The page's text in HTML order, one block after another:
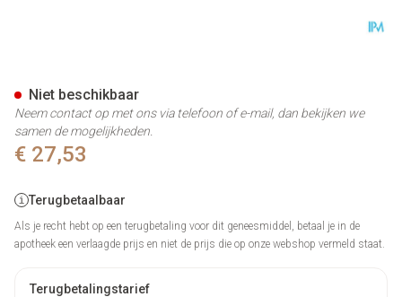
€ 27,53
Terugbetaalbaar
Als je recht hebt op een terugbetaling voor dit geneesmiddel, betaal je in de
apotheek een verlaagde prijs en niet de prijs die op onze webshop vermeld staat.
Terugbetalingstarief
Niet beschikbaar
Neem contact op met ons via telefoon of e-mail, dan bekijken we
samen de mogelijkheden.